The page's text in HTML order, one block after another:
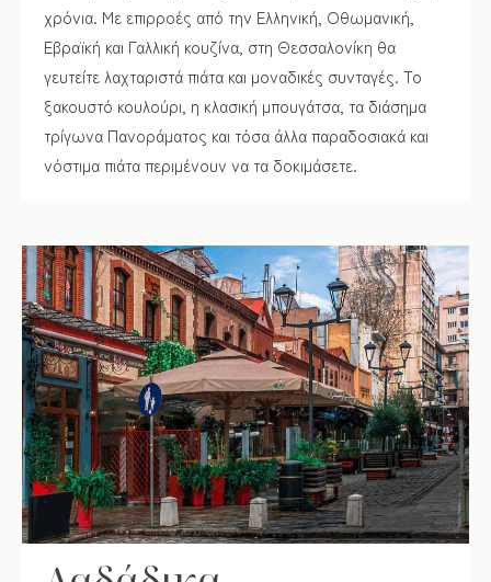
χρόνια. Με επιρροές από την Ελληνική, Οθωμανική,
Εβραϊκή και Γαλλική κουζίνα, στη Θεσσαλονίκη θα
γευτείτε λαχταριστά πιάτα και μοναδικές συνταγές. Το
ξακουστό κουλούρι, η κλασική μπουγάτσα, τα διάσημα
τρίγωνα Πανοράματος και τόσα άλλα παραδοσιακά και
νόστιμα πιάτα περιμένουν να τα δοκιμάσετε.